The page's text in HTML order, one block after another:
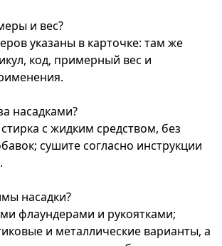
и вес?
указаны в карточке: там же
код, примерный вес и
насадками?
с жидким средством, без
сушите согласно инструкции
насадки?
флаундерами и рукоятками;
и металлические варианты, а